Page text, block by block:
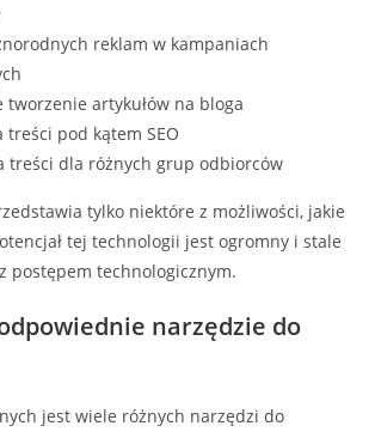
reklam w kampaniach
tworzenie artykułów na bloga
treści pod kątem SEO
treści dla różnych grup odbiorców
tylko niektóre z możliwości, jakie
tej technologii jest ogromny i stale
postępem technologicznym.
narzędzie do
jest wiele różnych narzędzi do